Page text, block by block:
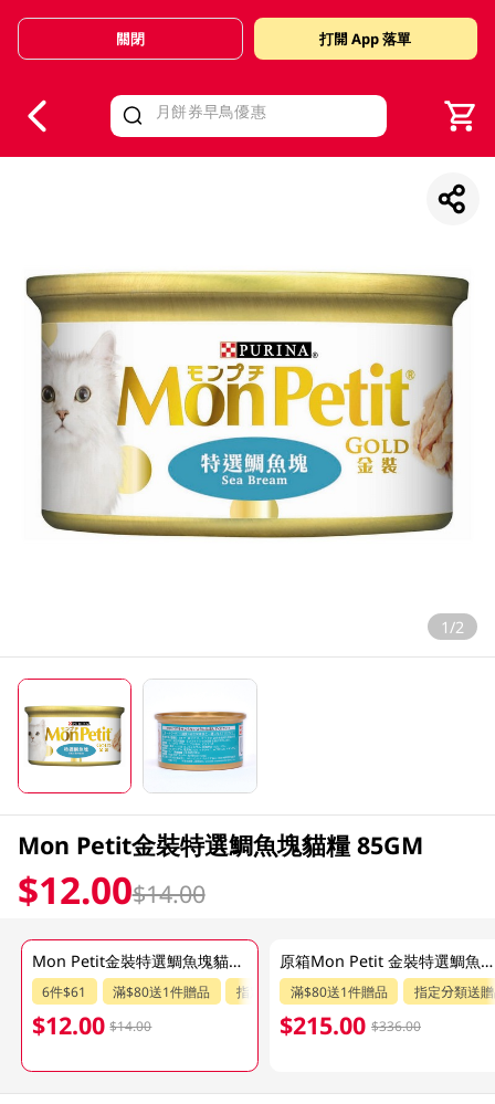
Valid Until 30 June 2026
關閉 打開 App 落單
1/2
Mon Petit金裝特選鯛魚塊貓糧 85GM
$12.00$14.00
Mon Petit金裝特選鯛魚塊貓糧 85GM
6件$61 滿$80送1件贈品 指定分類送贈品
$12.00 $14.00
原箱Mon Petit 金裝特選鯛魚塊 24 X 85G
滿$80送1件贈品 指定分類送
$215.00 $336.00